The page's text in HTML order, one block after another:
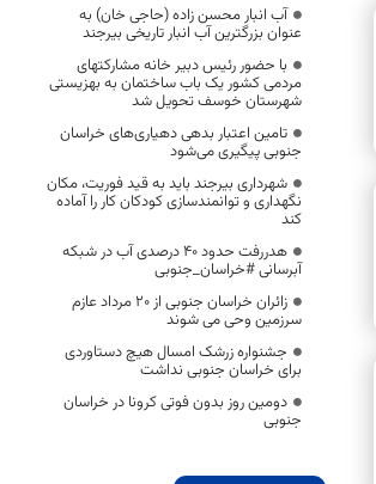
آب انبار محسن زاده (حاجی خان) به
عنوان بزرگترین آب انبار تاریخی بیرجند
با حضور رئیس دبیر خانه مشارکتهای
مردمی کشور یک باب ساختمان به بهزیستی
شهرستان خوسف تحویل شد
تامین اعتبار بدهی دهیاری‌های خراسان
جنوبی پیگیری می‌شود
شهرداری بیرجند باید به قید فوریت، مکان
نگهداری و توانمندسازی کودکان کار را آماده
کند
هدررفت حدود 40 درصدی آب در شبکه
آبرسانی #خراسان_جنوبی
زائران خراسان جنوبی از 20 مرداد عازم
سرزمین وحی می شوند
جشنواره زرشک امسال هیچ دستاوردی
برای خراسان جنوبی نداشت
دومین روز بدون فوتی کرونا در خراسان
جنوبی